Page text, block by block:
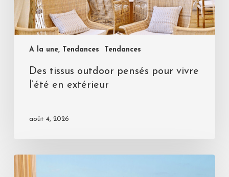
A la une, Tendances Tendances
Des tissus outdoor pensés pour vivre
l’été en extérieur
août 4, 2026